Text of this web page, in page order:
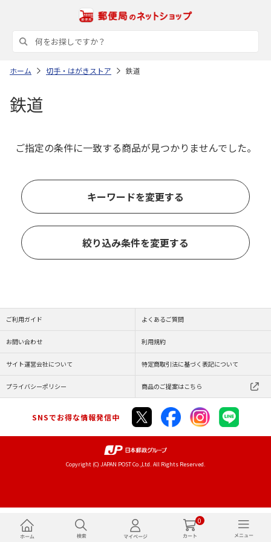
0
ホーム 切手・はがきストア 鉄道
鉄道
ご指定の条件に一致する商品が見つかりませんでした。
キーワードを変更する
絞り込み条件を変更する
ご利用ガイド よくあるご質問
お問い合わせ 利用規約
サイト運営会社について 特定商取引法に基づく表記について
プライバシーポリシー 商品のご提案はこちら
SNSでお得な情報発信中
Copyright (C) JAPAN POST Co.,Ltd. All Rights Reserved.